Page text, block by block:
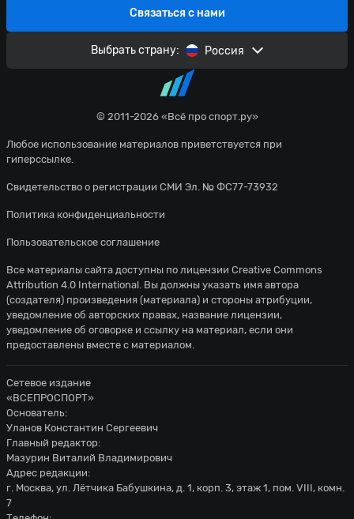
© 2011-2026 «Всё про спорт.ру»
Любое использование материалов приветствуется при
гиперссылке.
Свидетельство о регистрации СМИ Эл. № ФС77-73932
Политика конфиденциальности
Пользовательское соглашение
Связаться с нами
Выбрать страну: Россия
Все материалы сайта доступны по лицензии Creative Commons
Attribution 4.0 International. Вы должны указать имя автора
(создателя) произведения (материала) и стороны атрибуции,
уведомление об авторских правах, название лицензии,
уведомление об оговорке и ссылку на материал, если они
предоставлены вместе с материалом.
Сетевое издание
«ВСЕПРОСПОРТ»
Основатель:
Уланов Константин Сергеевич
Главный редактор:
Мазурин Виталий Владимирович
Адрес редакции:
г. Москва, ул. Лётчика Бабушкина, д. 1, корп. 3, этаж 1, пом. VIII, комн.
7